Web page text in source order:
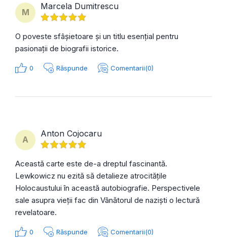
M
Marcela Dumitrescu
O poveste sfâșietoare și un titlu esențial pentru
pasionații de biografii istorice.
0 Răspunde Comentarii(0)
A
Anton Cojocaru
Această carte este de-a dreptul fascinantă.
Lewkowicz nu ezită să detalieze atrocitățile
Holocaustului în această autobiografie. Perspectivele
sale asupra vieții fac din Vânătorul de naziști o lectură
revelatoare.
0 Răspunde Comentarii(0)